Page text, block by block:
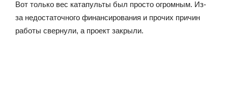
Вот только вес катапульты был просто огромным. Из-
за недостаточного финансирования и прочих причин
работы свернули, а проект закрыли.